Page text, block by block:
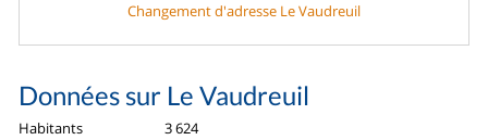
Changement d'adresse Le Vaudreuil
Données sur Le Vaudreuil
Habitants
3 624